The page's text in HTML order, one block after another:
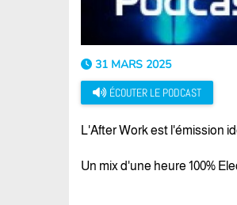
31 MARS 2025
ÉCOUTER LE PODCAST
L'After Work est l'émission
Un mix d'une heure 100%